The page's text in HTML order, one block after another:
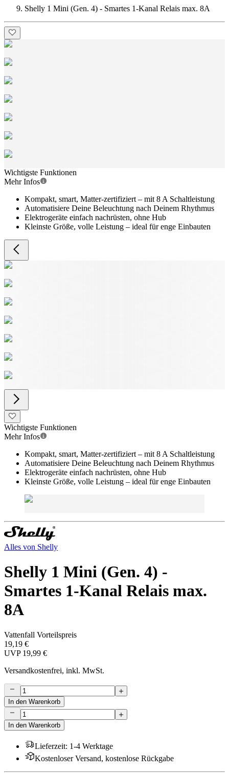
Shelly 1 Mini (Gen. 4) - Smartes 1-Kanal Relais max. 8A
Wichtigste Funktionen
Mehr Infos
Kompakt, smart, Matter-zertifiziert – mit 8 A Schaltleistung
Automatisiere Deine Beleuchtung nach Deinem Rhythmus
Elektrogeräte einfach nachrüsten, ohne Hub
Kleinste Größe, volle Leistung – ideal für enge Einbauten
Wichtigste Funktionen
Mehr Infos
Kompakt, smart, Matter-zertifiziert – mit 8 A Schaltleistung
Automatisiere Deine Beleuchtung nach Deinem Rhythmus
Elektrogeräte einfach nachrüsten, ohne Hub
Kleinste Größe, volle Leistung – ideal für enge Einbauten
Alles von Shelly
Shelly 1 Mini (Gen. 4) -
Smartes 1-Kanal Relais max.
8A
Vattenfall Vorteilspreis
19,19 €
UVP 19,99 €
Versandkostenfrei, inkl. MwSt.
In den Warenkorb
In den Warenkorb
Lieferzeit: 1-4 Werktage
Kostenloser Versand, kostenlose Rückgabe